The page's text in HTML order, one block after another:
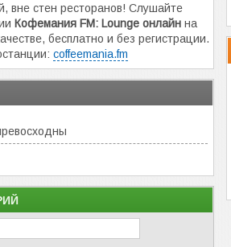
вне стен ресторанов! Слушайте
Кофемания FM: Lounge онлайн на
бесплатно и без регистрации.
coffeemania.fm